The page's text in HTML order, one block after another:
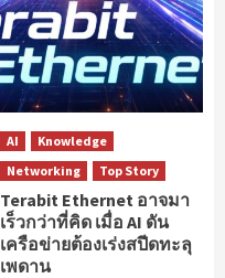
AI
Knowledge
Networking
Top Story
Terabit Ethernet อาจมา
เร็วกว่าที่คิด เมื่อ AI ดัน
เครือข่ายต้องเร่งสปีดทะลุ
เพดาน